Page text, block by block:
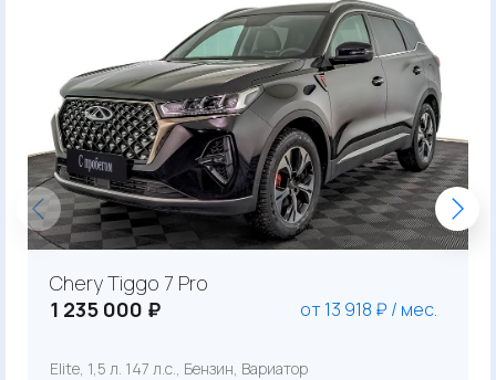
Chery Tiggo 7 Pro
1 235 000 ₽
от 13 918 ₽ / мес.
Elite, 1,5 л. 147 л.с., Бензин, Вариатор